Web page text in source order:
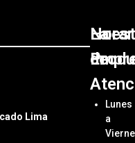
Lima
La
Allin
SAC
de
Lunes
a